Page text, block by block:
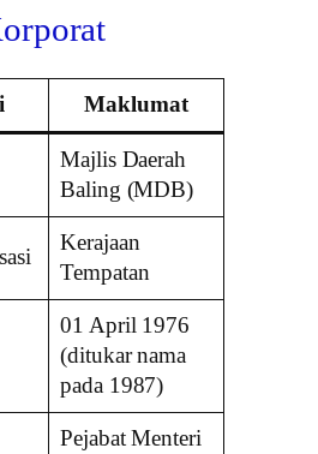
Maklumat
Majlis Daerah
Baling (MDB)
Kerajaan
Tempatan
01 April 1976
(ditukar nama
pada 1987)
Pejabat Menteri